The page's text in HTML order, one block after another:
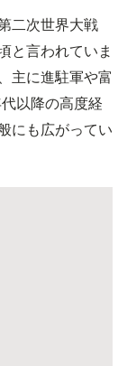
二次世界大戦
と言われていま
主に進駐軍や富
以降の高度経
にも広がってい